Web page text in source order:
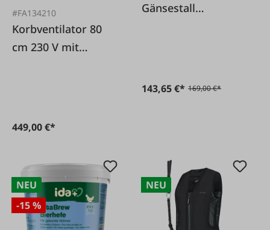
#FA134210
Korbventilator 80
cm 230 V mit
449,00 €*
Gänsestall
143,65 €* 169,00 €*
NEU
-15 %
NEU